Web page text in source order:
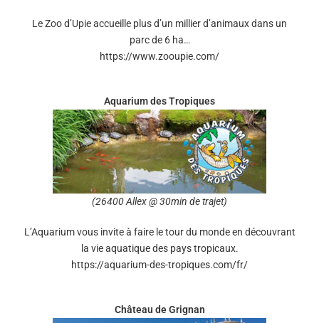
Le Zoo d’Upie accueille plus d’un millier d’animaux dans un
parc de 6 ha…
https://www.zooupie.com/
Aquarium des Tropiques
(26400 Allex @ 30min de trajet)
L’Aquarium vous invite à faire le tour du monde en découvrant
la vie aquatique des pays tropicaux.
https://aquarium-des-tropiques.com/fr/
Château de Grignan